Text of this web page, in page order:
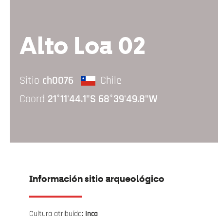
Alto Loa 02
Sitio ch0076
Chile
Coord 21°11'44.1"S 68°39'49.8"W
Información sitio arqueológico
Cultura atribuída: Inca